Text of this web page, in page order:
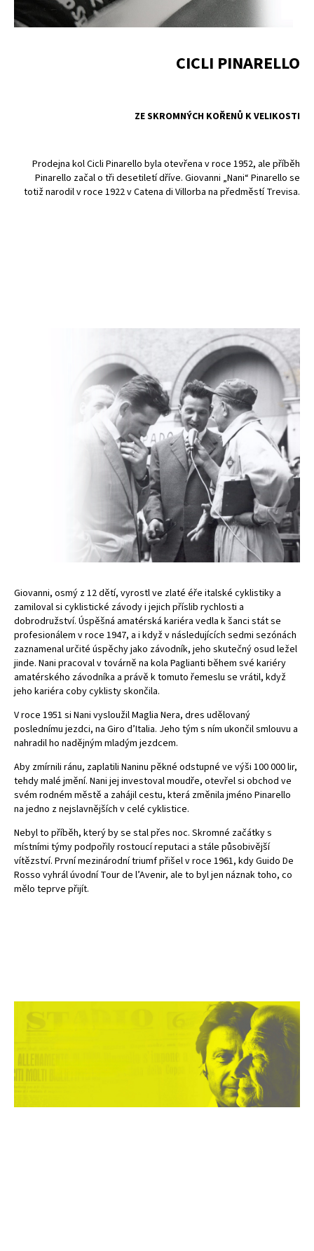
CICLI PINARELLO
ZE SKROMNÝCH KOŘENŮ K VELIKOSTI
Prodejna kol Cicli Pinarello byla otevřena v roce 1952, ale příběh
Pinarello začal o tři desetiletí dříve. Giovanni „Nani“ Pinarello se
totiž narodil v roce 1922 v Catena di Villorba na předměstí Trevisa.
Giovanni, osmý z 12 dětí, vyrostl ve zlaté éře italské cyklistiky a
zamiloval si cyklistické závody i jejich příslib rychlosti a
dobrodružství. Úspěšná amatérská kariéra vedla k šanci stát se
profesionálem v roce 1947, a i když v následujících sedmi sezónách
zaznamenal určité úspěchy jako závodník, jeho skutečný osud ležel
jinde. Nani pracoval v továrně na kola Paglianti během své kariéry
amatérského závodníka a právě k tomuto řemeslu se vrátil, když
jeho kariéra coby cyklisty skončila.
V roce 1951 si Nani vysloužil Maglia Nera, dres udělovaný
poslednímu jezdci, na Giro d’Italia. Jeho tým s ním ukončil smlouvu a
nahradil ho nadějným mladým jezdcem.
Aby zmírnili ránu, zaplatili Naninu pěkné odstupné ve výši 100 000 lir,
tehdy malé jmění. Nani jej investoval moudře, otevřel si obchod ve
svém rodném městě a zahájil cestu, která změnila jméno Pinarello
na jedno z nejslavnějších v celé cyklistice.
Nebyl to příběh, který by se stal přes noc. Skromné ​​začátky s
místními týmy podpořily rostoucí reputaci a stále působivější
vítězství. První mezinárodní triumf přišel v roce 1961, kdy Guido De
Rosso vyhrál úvodní Tour de l’Avenir, ale to byl jen náznak toho, co
mělo teprve přijít.